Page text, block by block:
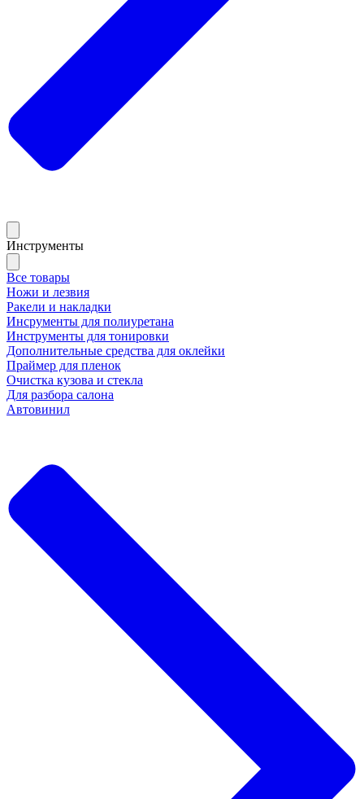
Инструменты
Все товары
Ножи и лезвия
Ракели и накладки
Инсрументы для полиуретана
Инструменты для тонировки
Дополнительные средства для оклейки
Праймер для пленок
Очистка кузова и стекла
Для разбора салона
Автовинил